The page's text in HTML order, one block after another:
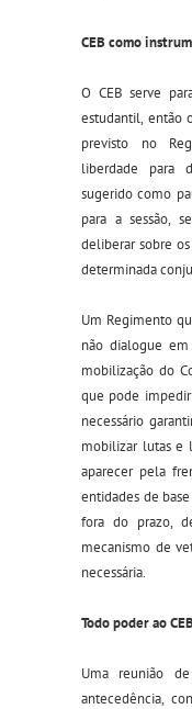
CEB como
O CEB serve
estudantil, então
previsto no
liberdade para
sugerido como
para a sessão,
deliberar sobre
determinada
Um Regimento
não dialogue
mobilização do
que pode impedir
necessário
mobilizar lutas e
aparecer pela
entidades de
fora do prazo,
mecanismo de
necessária.
Todo poder ao
Uma reunião
antecedência,